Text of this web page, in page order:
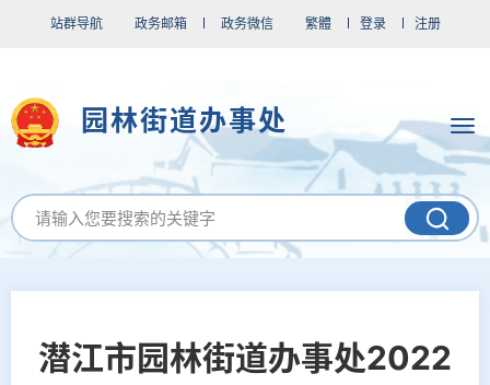
站群导航 政务邮箱 政务微信 繁體 登录 注册
园林街道办事处
潜江市园林街道办事处2022